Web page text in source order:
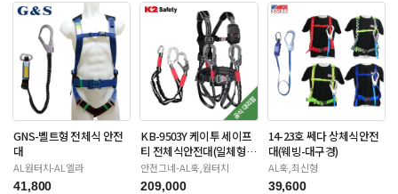
GNS-벨트형 전체식 안전
대
AL원터치-AL엘라
41,800
KB-9503Y 케이투 세이프
티 전체식안전대(일체형죔
줄-더블대구경)
안전그네-AL훅,원터치
209,000
14-23호 쎄다 상체식안전
대(웨빙-대구경)
AL훅,최신형
39,600